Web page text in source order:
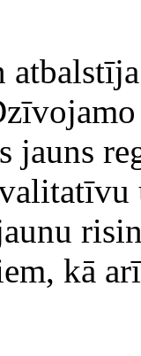
jauns
kā